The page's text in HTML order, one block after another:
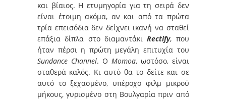
και βίαιος. Η ετυμηγορία για τη σειρά δεν
είναι έτοιμη ακόμα, αν και από τα πρώτα
τρία επεισόδια δεν δείχνει ικανή να σταθεί
επάξια δίπλα στο διαμαντάκιRectify, που
ήταν πέρσι η πρώτη μεγάλη επιτυχία του
Sundance Channel. Ο Momoa, ωστόσο, είναι
σταθερά καλός. Κι αυτό θα το δείτε και σε
αυτό το ξεχασμένο, υπέροχο φιλμ μικρού
μήκους, γυρισμένο στη Βουλγαρία πριν από